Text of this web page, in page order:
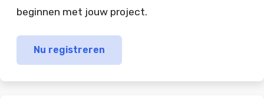
beginnen met jouw project.
Nu registreren